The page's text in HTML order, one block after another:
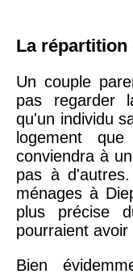
La répartition
Un couple
pas regarder
qu'un individu
logement
conviendra à
pas à
ménages à
plus précise
pourraient
Bien